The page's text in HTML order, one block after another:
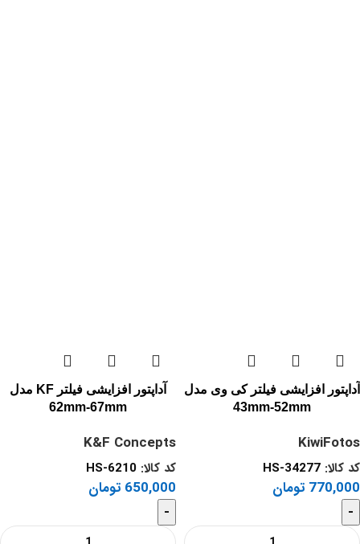
آداپتور افزایشی فیلتر کی وی مدل
43mm-52mm
KiwiFotos
کد کالا: HS-34277
770,000 تومان
-
آداپتور افزایشی فیلتر KF مدل
62mm-67mm
K&F Concepts
کد کالا: HS-6210
650,000 تومان
-